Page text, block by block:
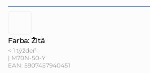
Farba: Žltá
< 1 týždeň
| M70N-50-Y
EAN: 5907457940451